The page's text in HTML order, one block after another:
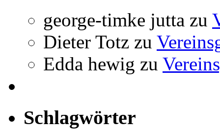
george-timke jutta zu
Dieter Totz zu
Edda hewig zu
Schlagwörter